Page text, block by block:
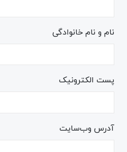
نام و نام خانوادگی
پست الکترونیک
آدرس وب‌سایت